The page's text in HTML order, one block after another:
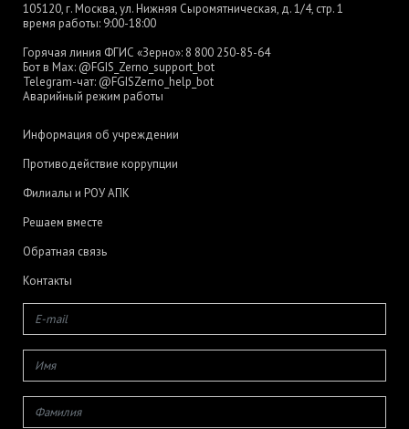
105120, г. Москва, ул. Нижняя Сыромятническая, д. 1/4, стр. 1
время работы: 9:00-18:00
Горячая линия ФГИС «Зерно»: 8 800 250-85-64
Бот в Max: @FGIS_Zerno_support_bot
Telegram-чат: @FGISZerno_help_bot
Аварийный режим работы
Информация об учреждении
Противодействие коррупции
Филиалы и РОУ АПК
Решаем вместе
Обратная связь
Контакты